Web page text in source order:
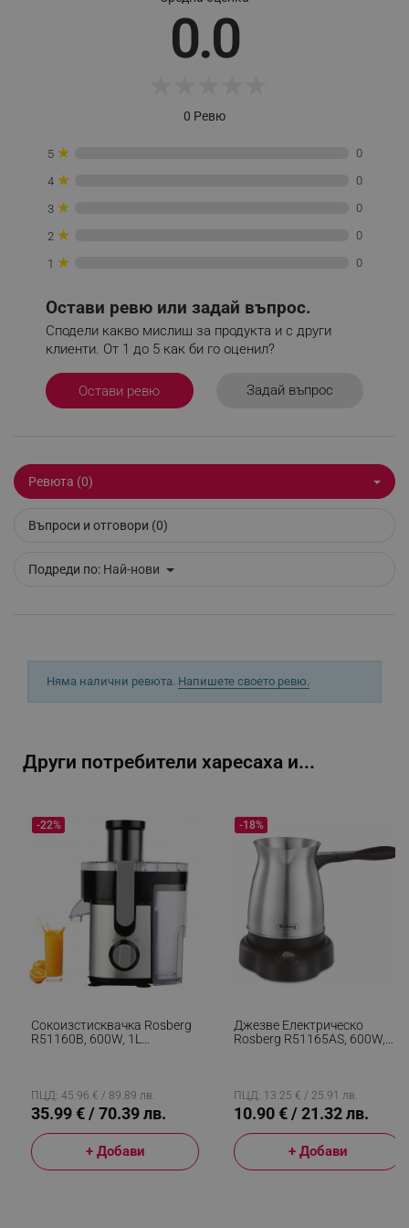
0.0
0 Ревю
5 ★ 0
4 ★ 0
3 ★ 0
2 ★ 0
1 ★ 0
Остави ревю или задай въпрос.
Сподели какво мислиш за продукта и с други
клиенти. От 1 до 5 как би го оценил?
Остави ревю Задай въпрос
Ревюта (0)
Въпроси и отговори (0)
Подреди по: Най-нови
Няма налични ревюта. Напишете своето ревю.
Други потребители харесаха и...
Сокоизстисквачка Rosberg
R51160B, 600W, 1L
-22%
ПЦД: 45.96 € / 89.89 лв.
35.99 € / 70.39 лв.
+ Добави
Джезве Електрическо
Rosberg R51165AS, 600W,
-18%
ПЦД: 13.25 € / 25.91 лв.
10.90 € / 21.32 лв.
+ Добави
_sgf_delayed_campaigns
_sgf_npq
_sgf_rq
rlv_h_fbp
rlv_
.alleop.bg
rlv_mode
.alleop.bg
rlv_g
.alleop.bg
.alleop.bg
rlv_e_pt
.alleop.bg
rlv_h_profile
.alleop.bg